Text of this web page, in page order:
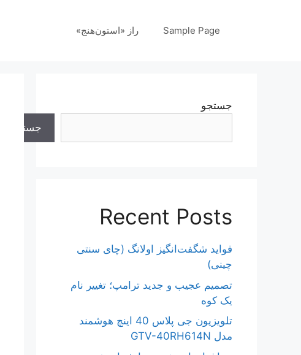
Sample Page راز «استون‌هنج»
جستجو
جستجو
Recent Posts
فواید شگفت‌انگیز اولانگ (چای سنتی
چینی)
تصمیم عجیب و جدید ترامپ؛ تغییر نام
یک کوه
تلویزیون جی پلاس 40 اینچ هوشمند
مدل GTV-40RH614N